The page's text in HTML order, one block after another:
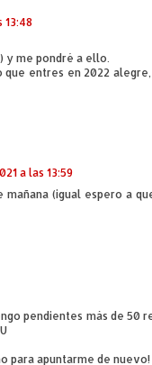
13:48
y me pondré a ello.
que entres en 2022
a las 13:59
(igual espero a
pendientes más de 50
para apuntarme de nuevo!